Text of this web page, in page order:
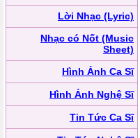
Lời Nhạc (Lyric)
Nhạc có Nốt (Music
Sheet)
Hình Ảnh Ca Sĩ
Hình Ảnh Nghệ Sĩ
Tin Tức Ca Sĩ